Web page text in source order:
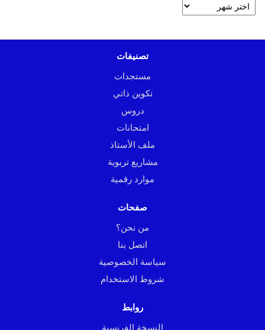
تصنيفات
مستجدات
تكوين ذاتي
دروس
امتحانات
ملف الأستاذ
مشاريع تربوية
موارد رقمية
صفحات
من نحن؟
اتصل بنا
سياسة الخصوصية
شروط الاستخدام
روابط
النسخة الفرنسية